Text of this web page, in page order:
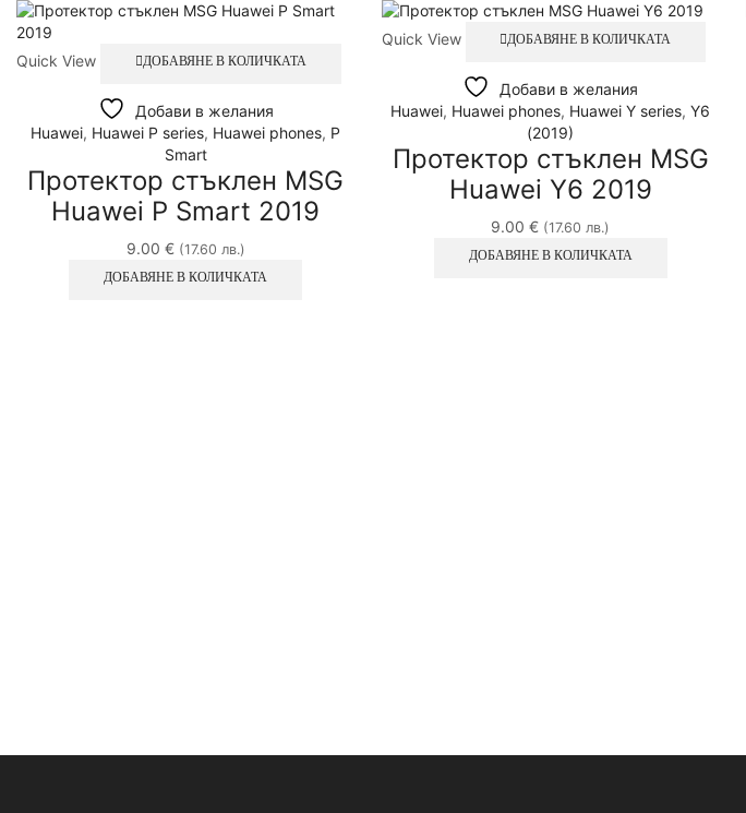
Quick View ДОБАВЯНЕ В КОЛИЧКАТА
Добави в желания
Huawei, Huawei P series, Huawei phones, P
Smart
Протектор стъклен MSG
Huawei P Smart 2019
9.00 €(17.60 лв.)
ДОБАВЯНЕ В КОЛИЧКАТА
Quick View ДОБАВЯНЕ В КОЛИЧКАТА
Добави в желания
Huawei, Huawei phones, Huawei Y series,Y6
(2019)
Протектор стъклен MSG
Huawei Y6 2019
9.00€ (17.60 лв.)
ДОБАВЯНЕ В КОЛИЧКАТА